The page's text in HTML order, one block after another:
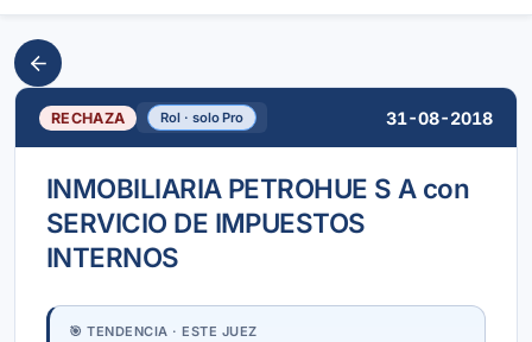
RECHAZA Rol · solo Pro 31-08-2018
INMOBILIARIA PETROHUE S A con
SERVICIO DE IMPUESTOS
INTERNOS
🎯 TENDENCIA · ESTE JUEZ